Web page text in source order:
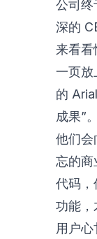
公司终
深的
来看看
一页放
的
成果”。
他们会
忘的商
代码，
功能，
用户